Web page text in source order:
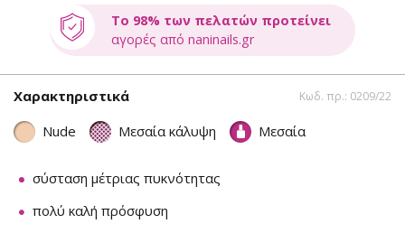
Το 98% των πελατών προτείνει
αγορές από naninails.gr
Χαρακτηριστικά Κωδ. πρ.: 0209/22
Nude Μεσαία κάλυψη Μεσαία
σύσταση μέτριας πυκνότητας
πολύ καλή πρόσφυση